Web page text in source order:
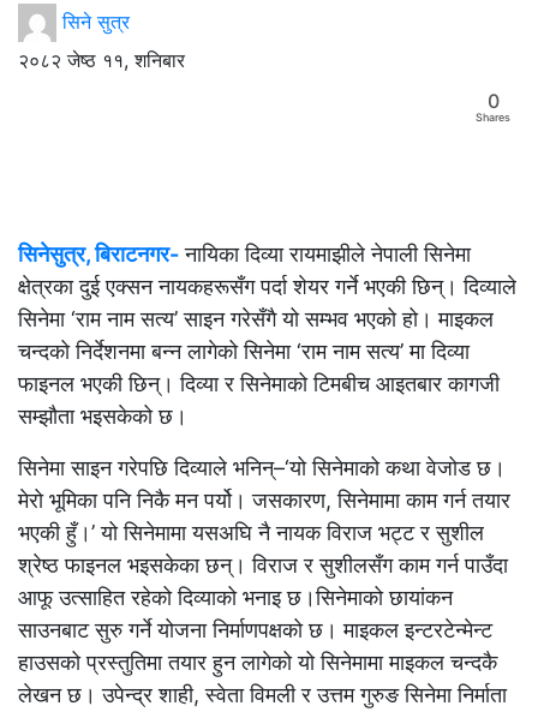
सिने सुत्र
२०८२ जेष्ठ ११, शनिबार
0
Shares
सिनेसुत्र, बिराटनगर-नायिका दिव्या रायमाझीले नेपाली सिनेमा
क्षेत्रका दुई एक्सन नायकहरूसँग पर्दा शेयर गर्ने भएकी छिन्। दिव्याले
सिनेमा ‘राम नाम सत्य’ साइन गरेसँगै यो सम्भव भएको हो। माइकल
चन्दको निर्देशनमा बन्न लागेको सिनेमा ‘राम नाम सत्य’ मा दिव्या
फाइनल भएकी छिन्। दिव्या र सिनेमाको टिमबीच आइतबार कागजी
सम्झौता भइसकेको छ।
सिनेमा साइन गरेपछि दिव्याले भनिन्–‘यो सिनेमाको कथा वेजोड छ।
मेरो भूमिका पनि निकै मन पर्यो। जसकारण, सिनेमामा काम गर्न तयार
भएकी हुँ।’ यो सिनेमामा यसअघि नै नायक विराज भट्ट र सुशील
श्रेष्ठ फाइनल भइसकेका छन्। विराज र सुशीलसँग काम गर्न पाउँदा
आफू उत्साहित रहेको दिव्याको भनाइ छ।सिनेमाको छायांकन
साउनबाट सुरु गर्ने योजना निर्माणपक्षको छ। माइकल इन्टरटेन्मेन्ट
हाउसको प्रस्तुतिमा तयार हुन लागेको यो सिनेमामा माइकल चन्दकै
लेखन छ। उपेन्द्र शाही, स्वेता विमली र उत्तम गुरुङ सिनेमा निर्माता